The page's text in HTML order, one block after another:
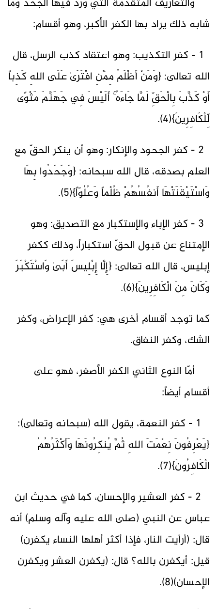
شابه ذلك يراد بها الكفر الأكبر، وهو أقسام:
1 - كفر التكذيب: وهو اعتقاد كذب الرسل، قال
الله تعالى: {وَمَنْ أَظْلَمُ مِمَّنِ افْتَرَىٰ عَلَى اللهِ كَذِباً
أَوْ كَذَّبَ بِالْحَقِّ لَمَّا جَاءَهُ ۚ أَلَيْسَ فِي جَهَنَّمَ مَثْوًى
لِّلْكَافِرِينَ}(4).
2 - كفر الجحود والإنكار: وهو أن ينكر الحقّ مع
العلم بصدقه، قال الله سبحانه: {وَجَحَدُوا بِهَا
وَاسْتَيْقَنَتْهَا أَنفُسُهُمْ ظُلْماً وَعُلُوّاً}(5).
3 - كفر الإباء والإستكبار مع التصديق: وهو
الإمتناع عن قبول الحقّ استكباراً، وذلك ككفر
إبليس، قال الله تعالى: {إِلَّا إِبْلِيسَ أَبَىٰ وَاسْتَكْبَرَ
وَكَانَ مِنَ الْكَافِرِينَ}(6).
كما توجد أقسام أخرى هي: كفر الإعراض، وكفر
الشك، وكفر النفاق.
أمّا النوع الثاني الكفر الأصغر، فهو على
أقسام أيضاً:
1 - كفر النعمة، يقول الله (سبحانه وتعالى):
{يَعْرِفُونَ نِعْمَتَ اللهِ ثُمَّ يُنكِرُونَهَا وَأَكْثَرُهُمُ
الْكَافِرُونَ}(7).
2 - كفر العشير والإحسان، كما في حديث ابن
عباس عن النبي (صلى الله عليه وآله وسلم) أنه
قال: (أرأيت النار، فإذا أكثر أهلها النساء يكفرن)
قيل: أيكفرن بالله؟ قال: (يكفرن العشر ويكفرن
الإحسان)(8).